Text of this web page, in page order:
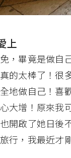
上
，畢竟是做自
真的太棒了！
地做自己！喜
大增！原來我
開啟了她日後
行，我最近才